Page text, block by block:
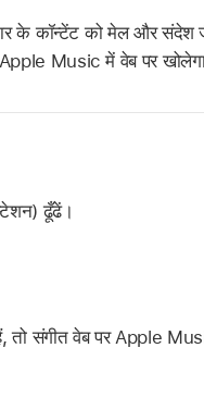
के कॉन्टेंट को मेल और संदेश
Music में वेब पर
ढूँढें।
तो संगीत वेब पर Apple